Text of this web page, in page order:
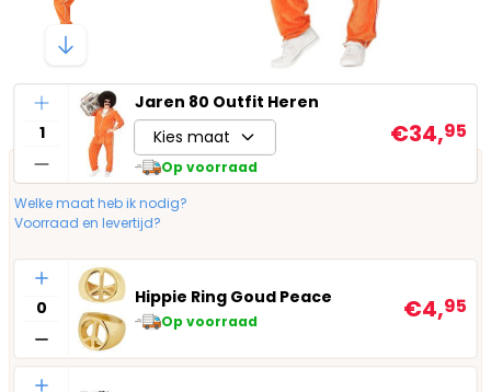
Aantal
Jaren 80 Outfit Heren
Kies maat
Op voorraad
€34,95
Welke maat heb ik nodig?
Voorraad en levertijd?
Aantal
Hippie Ring Goud Peace
Op voorraad €4,95
Aantal